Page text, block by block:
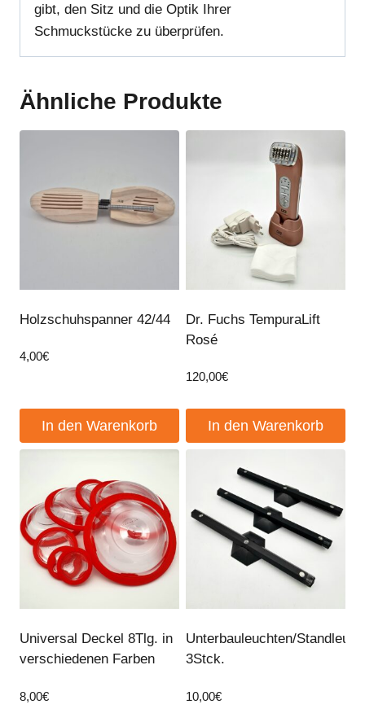
gibt, den Sitz und die Optik Ihrer
Schmuckstücke zu überprüfen.
Ähnliche Produkte
Holzschuhspanner 42/44
4,00€
In den Warenkorb
Dr. Fuchs TempuraLift
Rosé
120,00€
In den Warenkorb
Universal Deckel 8Tlg. in
verschiedenen Farben
8,00€
Unterbauleuchten/
3Stck.
10,00€